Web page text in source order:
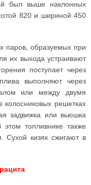
был выше наклонных
820 и шириной 450
паров, образуемых при
их выхода устраивают
поступает через
выполняют через
или между двумя
решетках
задвижка или вьюшка
топливнике также
Сухой кизяк сжигают в